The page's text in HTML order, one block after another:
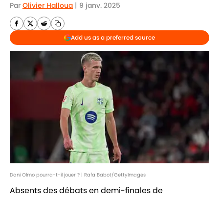
Par Olivier Halloua | 9 janv. 2025
Add us as a preferred source
Dani Olmo pourra-t-il jouer ? | Rafa Babot/GettyImages
Absents des débats en demi-finales de